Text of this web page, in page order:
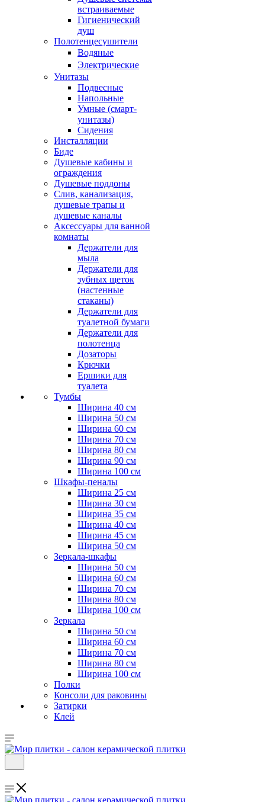
встраиваемые
Гигиенический
душ
Полотенцесушители
ㅤВодяные
ㅤЭлектрические
Унитазы
Подвесные
Напольные
Умные (смарт-
унитазы)
Сидения
Инсталляции
Биде
Душевые кабины и
ограждения
Душевые поддоны
Слив, канализация,
душевые трапы и
душевые каналы
Аксессуары для ванной
комнаты
Держатели для
мыла
Держатели для
зубных щеток
(настенные
стаканы)
Держатели для
туалетной бумаги
Держатели для
полотенца
Дозаторы
Крючки
Ершики для
туалета
Тумбы
Ширина 40 см
Ширина 50 см
Ширина 60 см
Ширина 70 см
Ширина 80 см
Ширина 90 см
Ширина 100 см
Шкафы-пеналы
Ширина 25 см
Ширина 30 см
Ширина 35 см
Ширина 40 см
Ширина 45 см
Ширина 50 см
Зеркала-шкафы
Ширина 50 см
Ширина 60 см
Ширина 70 см
Ширина 80 см
Ширина 100 см
Зеркала
Ширина 50 см
Ширина 60 см
Ширина 70 см
Ширина 80 см
Ширина 100 см
Полки
Консоли для раковины
Затирки
Клей